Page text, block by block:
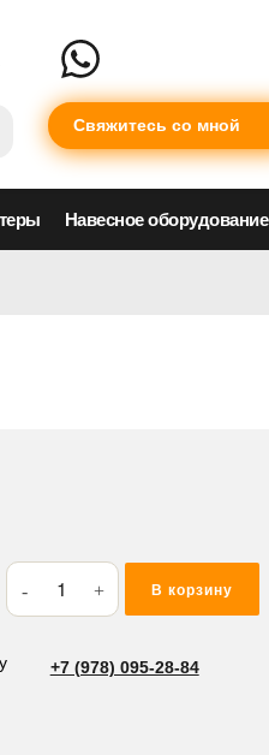
Свяжитесь со мной
Навесное оборудование
Количество
товара
шаровая
В корзину
+7 (978) 095-28-84